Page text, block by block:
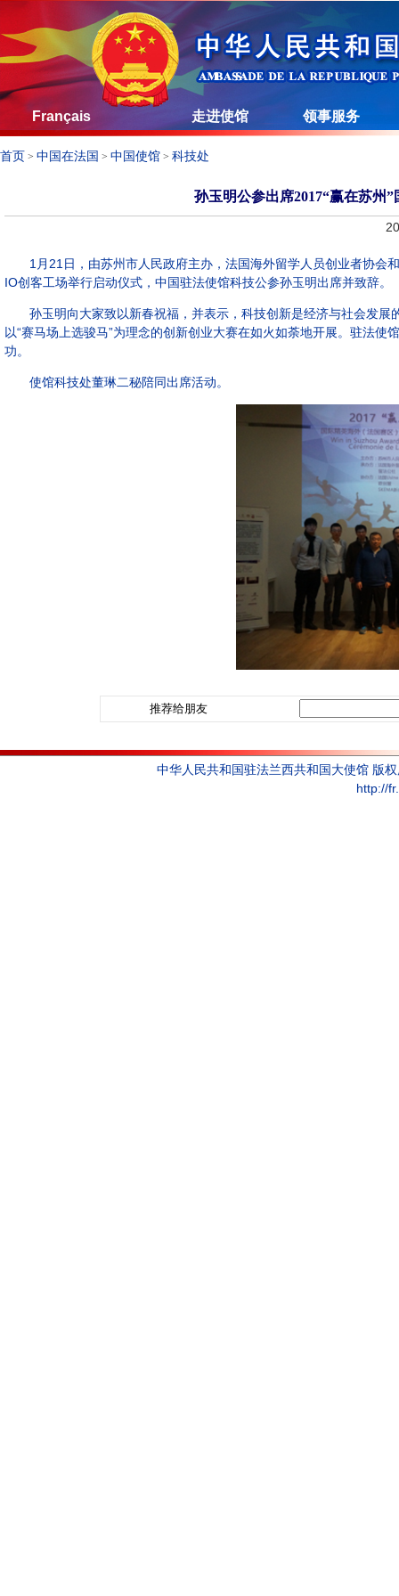
Français 走进使馆 领事服务
首页 > 中国在法国 > 中国使馆 > 科技处
孙玉明公参出席2017“赢在苏州
1月21日，由苏州市人民政府主办，法国海外留学人员创业者协会和
IO创客工场举行启动仪式，中国驻法使馆科技公参孙玉明出席并致辞。
孙玉明向大家致以新春祝福，并表示，科技创新是经济与社会发展
以“赛马场上选骏马”为理念的创新创业大赛在如火如荼地开展。驻法
功。
使馆科技处董琳二秘陪同出席活动。
推荐给朋友
中华人民共和国驻法兰西共和国大使馆 版
http://